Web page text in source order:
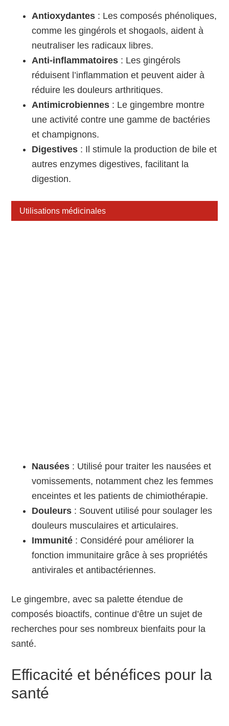
Antioxydantes : Les composés phénoliques,
comme les gingérols et shogaols, aident à
neutraliser les radicaux libres.
Anti-inflammatoires : Les gingérols
réduisent l’inflammation et peuvent aider à
réduire les douleurs arthritiques.
Antimicrobiennes : Le gingembre montre
une activité contre une gamme de bactéries
et champignons.
Digestives : Il stimule la production de bile et
autres enzymes digestives, facilitant la
digestion.
Utilisations médicinales
Nausées : Utilisé pour traiter les nausées et
vomissements, notamment chez les femmes
enceintes et les patients de chimiothérapie.
Douleurs : Souvent utilisé pour soulager les
douleurs musculaires et articulaires.
Immunité : Considéré pour améliorer la
fonction immunitaire grâce à ses propriétés
antivirales et antibactériennes.
Le gingembre, avec sa palette étendue de
composés bioactifs, continue d’être un sujet de
recherches pour ses nombreux bienfaits pour la
santé.
Efficacité et bénéfices pour la
santé